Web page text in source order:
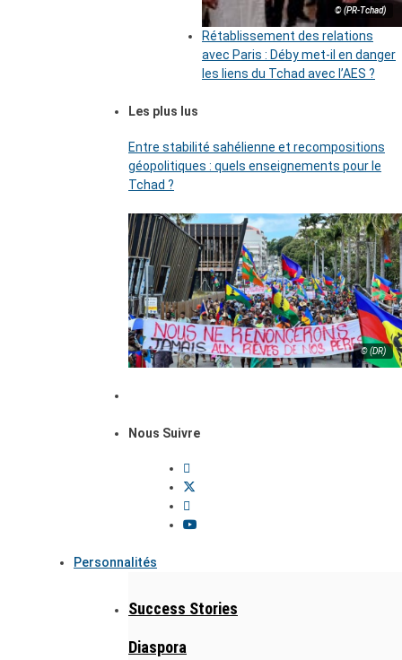
© (PR-Tchad)
Rétablissement des relations
avec Paris : Déby met-il en danger
les liens du Tchad avec l’AES ?
Les plus lus
Entre stabilité sahélienne et recompositions
géopolitiques : quels enseignements pour le
Tchad ?
© (DR)
Nous Suivre
Personnalités
Success Stories
Diaspora